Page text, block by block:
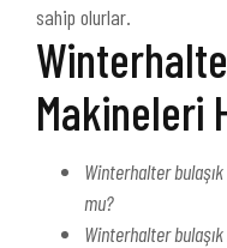
sahip olurlar.
Makineleri
Winterhalter
mu?
Winterhalter